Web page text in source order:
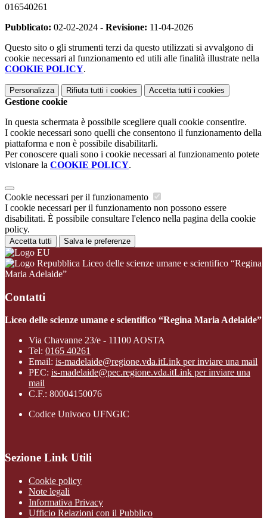
016540261
Pubblicato: 02-02-2024 - Revisione: 11-04-2026
Questo sito o gli strumenti terzi da questo utilizzati si avvalgono di
cookie necessari al funzionamento ed utili alle finalità illustrate nella
COOKIE POLICY.
Personalizza Rifiuta tutti i cookies Accetta tutti i cookies
Gestione cookie
In questa schermata è possibile scegliere quali cookie consentire.
I cookie necessari sono quelli che consentono il funzionamento della
piattaforma e non è possibile disabilitarli.
Per conoscere quali sono i cookie necessari al funzionamento potete
visionare la COOKIE POLICY.
Cookie necessari per il funzionamento
I cookie necessari per il funzionamento non possono essere
disabilitati. È possibile consultare l'elenco nella pagina della cookie
policy.
Accetta tutti Salva le preferenze
Liceo delle scienze umane e scientifico “Regina
Maria Adelaide”
Contatti
Liceo delle scienze umane e scientifico “Regina Maria Adelaide”
Via Chavanne 23/e - 11100 AOSTA
Tel: 0165 40261
Email: is-madelaide@regione.vda.itLink per inviare una mail
PEC: is-madelaide@pec.regione.vda.itLink per inviare una
mail
C.F.: 80004150076
Codice Univoco UFNGIC
Sezione Link Utili
Cookie policy
Note legali
Informativa Privacy
Ufficio Relazioni con il Pubblico